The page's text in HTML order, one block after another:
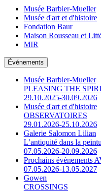
Musée Barbier-Mueller
Musée d'art et d'histoire
Fondation Baur
Maison Rousseau et
MIR
Événements
Musée Barbier-Mueller
PLEASING THE
29.10.2025-30.09.2026
Musée d'art et d'histoire
OBSERVATOIRES
29.01.2026-25.10.2026
Galerie Salomon Lilian
L’antiquité dans la
07.05.2026-20.09.2026
Prochains événements
07.05.2026-13.05.2027
Gowen
CROSSINGS